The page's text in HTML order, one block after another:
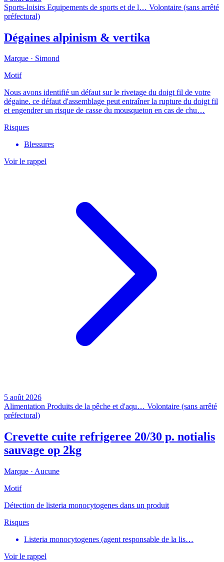
Sports-loisirs Equipements de sports et de l… Volontaire (sans arrêté
préfectoral)
Dégaines alpinism & vertika
Marque · Simond
Motif
Nous avons identifié un défaut sur le rivetage du doigt fil de votre
dégaine. ce défaut d'assemblage peut entraîner la rupture du doigt fil
et engendrer un risque de casse du mousqueton en cas de chu…
Risques
Blessures
Voir le rappel
5 août 2026
Alimentation Produits de la pêche et d'aqu… Volontaire (sans arrêté
préfectoral)
Crevette cuite refrigeree 20/30 p. notialis
sauvage op 2kg
Marque · Aucune
Motif
Détection de listeria monocytogenes dans un produit
Risques
Listeria monocytogenes (agent responsable de la lis…
Voir le rappel